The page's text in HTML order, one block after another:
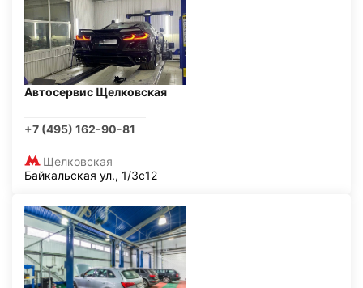
Автосервис Щелковская
+7 (495) 162-90-81
Щелковская
Байкальская ул., 1/3с12